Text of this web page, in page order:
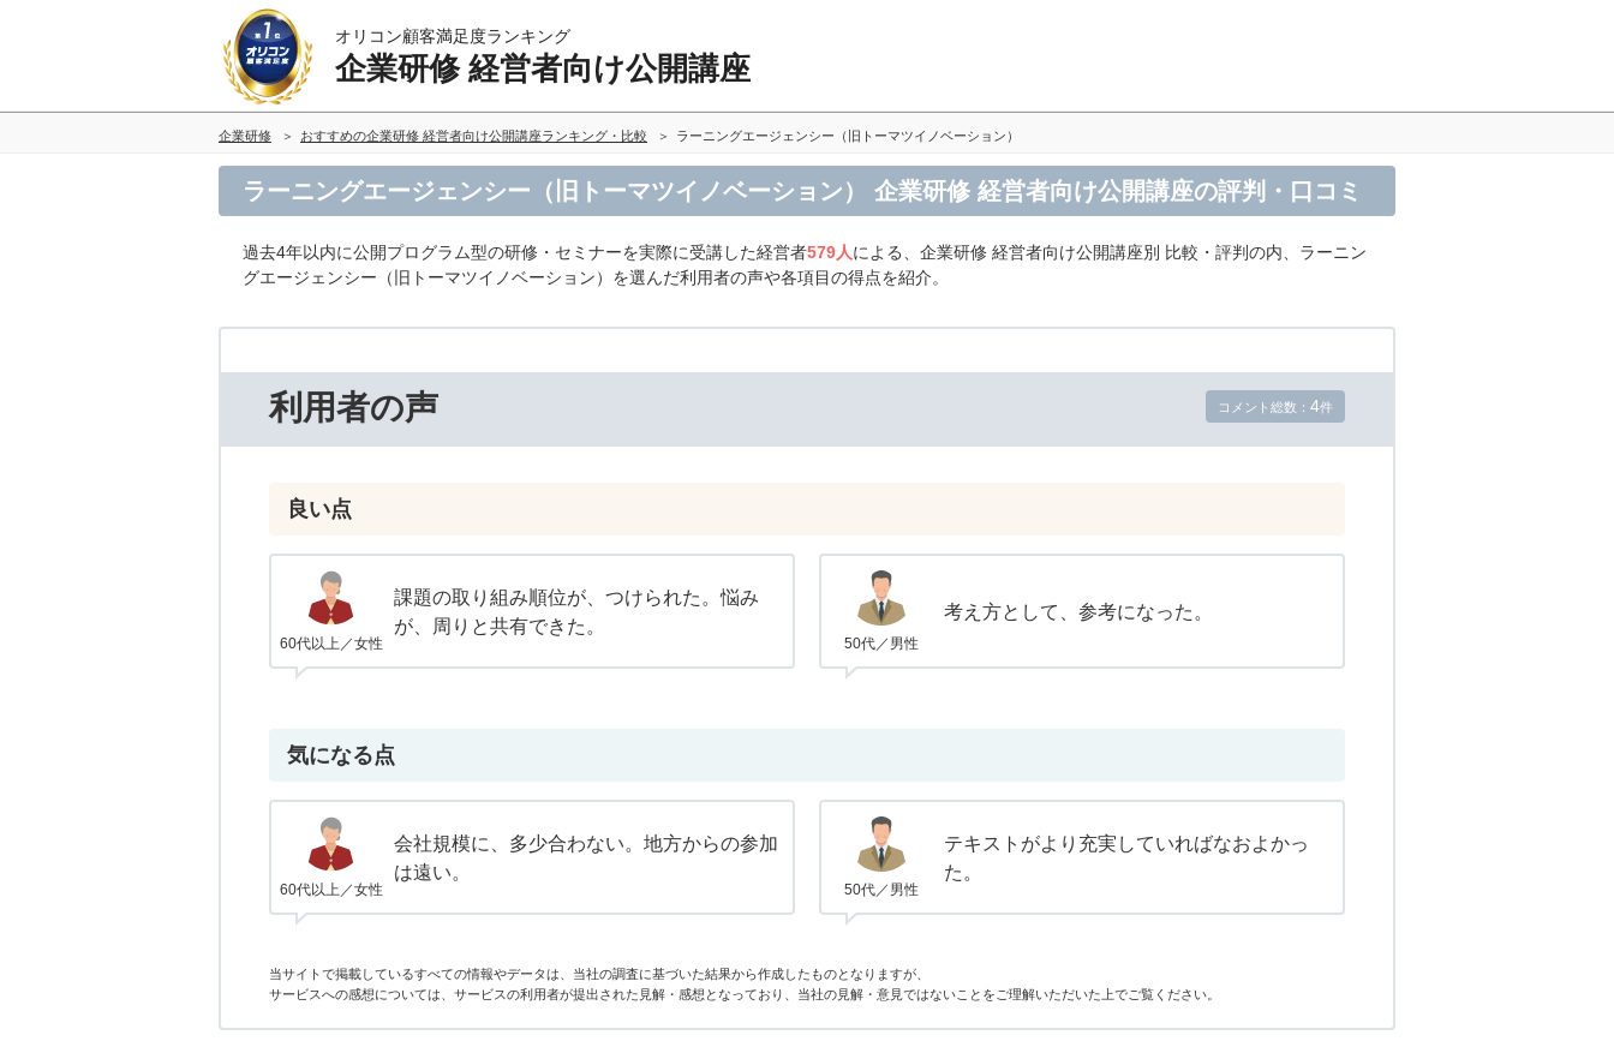
オリコン顧客満足度ランキング
企業研修 経営者向け公開講座
企業研修 おすすめの企業研修 経営者向け公開講座ランキング・比較 ラーニングエージェンシー（旧トーマツイノベーション）
ラーニングエージェンシー（旧トーマツイノベーション） 企業研修 経営者向け公開講座の評判・口コミ
過去4年以内に公開プログラム型の研修・セミナーを実際に受講した経営者579人による、企業研修 経営者向け公開講座別 比較・評判の内、ラーニン
グエージェンシー（旧トーマツイノベーション）を選んだ利用者の声や各項目の得点を紹介。
利用者の声 コメント総数： 4件
良い点
60代以上／女性
課題の取り組み順位が、つけられた。悩み
が、周りと共有できた。
50代／男性
考え方として、参考になった。
気になる点
60代以上／女性
会社規模に、多少合わない。地方からの参加
は遠い。
50代／男性
テキストがより充実していればなおよかっ
た。
当サイトで掲載しているすべての情報やデータは、当社の調査に基づいた結果から作成したものとなりますが、
サービスへの感想については、サービスの利用者が提出された見解・感想となっており、当社の見解・意見ではないことをご理解いただいた上でご覧ください。